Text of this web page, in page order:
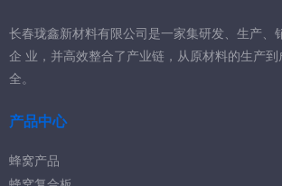
长春珑鑫新材料有限公司是一家集研发、生产、
企 业，并高效整合了产业链，从原材料的生产
全。
产品中心
蜂窝产品